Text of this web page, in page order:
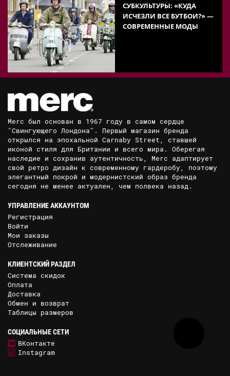
СУБКУЛЬТУРЫ: «КУДА
ИСЧЕЗЛИ ВСЕ БУТБОИ?» —
СОВРЕМЕННЫЕ МОДЫ
Merc был основан в 1967 году в самом сердце
"Свингующего Лондона". Первый магазин бренда
открылся на эпохальной Carnaby Street, ставшей
иконой стиля для Британии и всего мира. Оберегая
наследие и сохранив аутентичность, Merc адаптирует
свой ретро дизайн к современному гардеробу, поэтому
элегантный покрой и модернистский образ бренда
сегодня не менее актуален, чем полвека назад.
УПРАВЛЕНИЕ АККАУНТОМ
Регистрация
Войти
Мои заказы
Отслеживание
КЛИЕНТСКИЙ РАЗДЕЛ
Система скидок
Оплата
Доставка
Обмен и возврат
Таблицы размеров
СОЦИАЛЬНЫЕ СЕТИ
ВКонтакте
Instagram